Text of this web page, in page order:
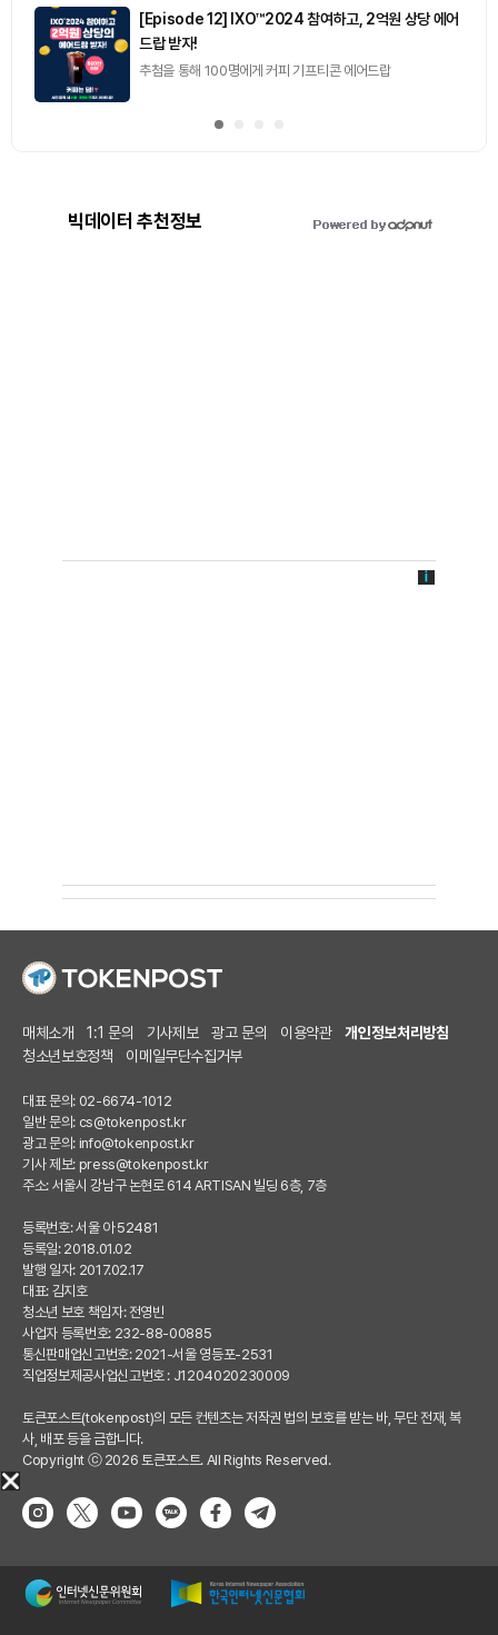
[토큰포스트] 기사 퀴즈 658회차
2026.08.07 (금) ~ 2026.08.08 (토)
빅데이터 추천정보
매체소개 1:1 문의 기사제보 광고 문의 이용약관
개인정보처리방침
청소년보호정책
이메일무단수집거부
대표 문의: 02-6674-1012
일반 문의: cs@tokenpost.kr
광고 문의: info@tokenpost.kr
기사 제보: press@tokenpost.kr
주소: 서울시 강남구 논현로 614 ARTISAN 빌딩 6층, 7층
등록번호: 서울 아 52481
등록일: 2018.01.02
발행 일자: 2017.02.17
대표: 김지호
청소년 보호 책임자: 전영빈
사업자 등록번호: 232-88-00885
통신판매업신고번호: 2021-서울 영등포-2531
직업정보제공사업신고번호 : J1204020230009
토큰포스트(tokenpost)의 모든 컨텐츠는 저작권 법의 보호를 받는 바, 무단 전재, 복
사, 배포 등을 금합니다.
Copyright ⓒ 2026 토큰포스트. All Rights Reserved.